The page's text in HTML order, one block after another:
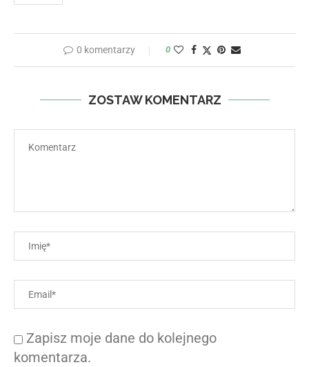
0 komentarzy 0
ZOSTAW KOMENTARZ
Zapisz moje dane do kolejnego
komentarza.